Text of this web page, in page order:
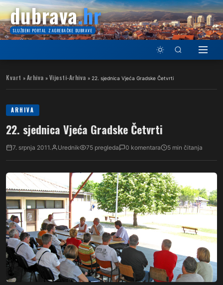
dubrava.hr
SLUŽBENI PORTAL ZAGREBAČKE DUBRAVE
Kvart » Arhiva » Vijesti-Arhiva » 22. sjednica Vjeća Gradske Četvrti
ARHIVA
22. sjednica Vjeća Gradske Četvrti
7. srpnja 2011. Urednik 75 pregleda 0 komentara 5 min čitanja